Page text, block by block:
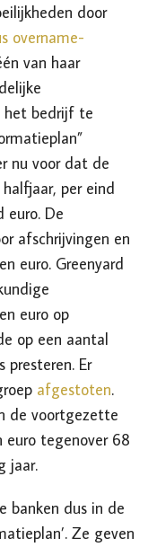
door
overname-
van haar
het bedrijf te
nu voor dat de
per eind
euro. De
afschrijvingen en
euro. Greenyard
euro op
op een aantal
presteren. Er
afgestoten.
de voortgezette
tegenover 68
jaar.
banken dus in de
Ze geven